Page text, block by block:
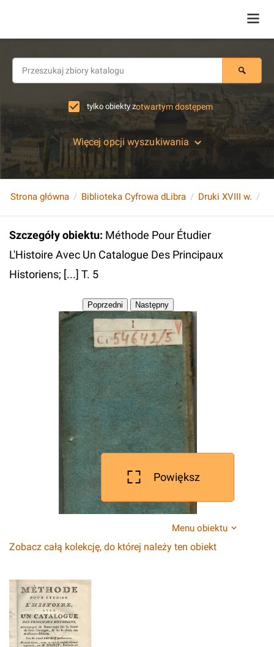
tylko obiekty zotwartym dostępem
Więcej opcji wyszukiwania
Strona główna Biblioteka Cyfrowa dLibra Druki XVIII w.
Szczegóły obiektu: Méthode Pour Étudier
L'Histoire Avec Un Catalogue Des Principaux
Historiens; [...] T. 5
Powiększ
Menu obiektu
Zobacz całą kolekcję, do której należy ten obiekt